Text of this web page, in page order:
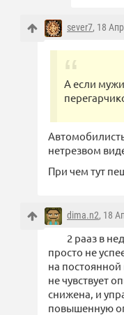
sever7, 18
А если
нетрезвом
При чем тут
dima.n2, 18
2 рааз в
просто не
на
не чувствует
снижена, и
повышенную